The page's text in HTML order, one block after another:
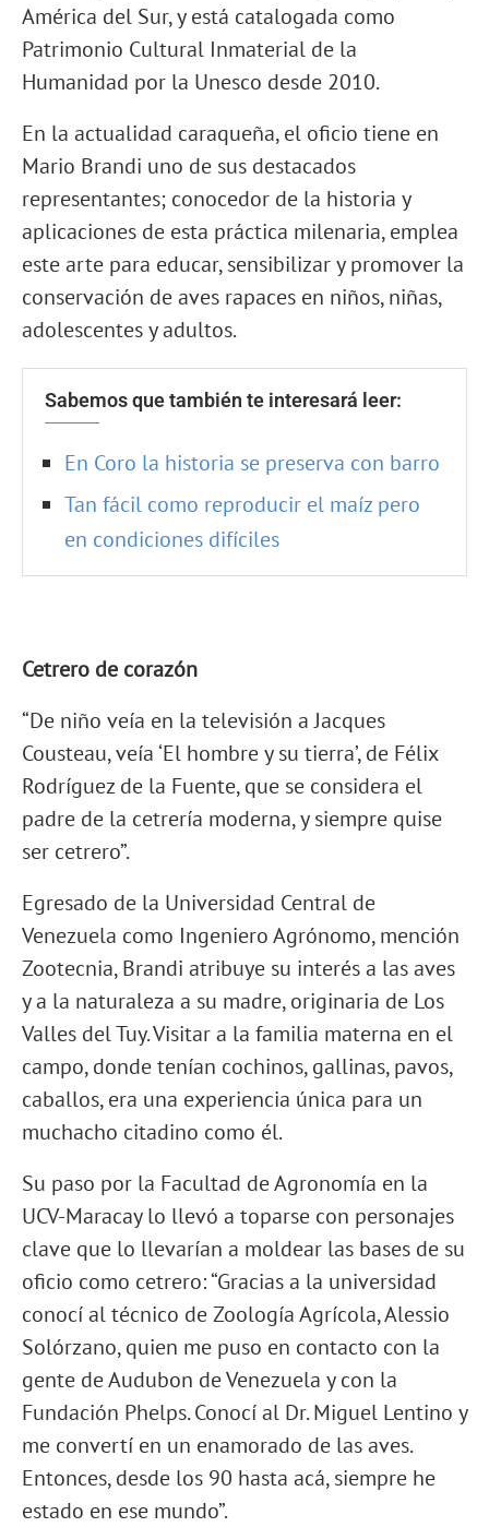
América del Sur, y está catalogada como
Patrimonio Cultural Inmaterial de la
Humanidad por la Unesco desde 2010.
En la actualidad caraqueña, el oficio tiene en
Mario Brandi uno de sus destacados
representantes; conocedor de la historia y
aplicaciones de esta práctica milenaria, emplea
este arte para educar, sensibilizar y promover la
conservación de aves rapaces en niños, niñas,
adolescentes y adultos.
Sabemos que también te interesará leer:
En Coro la historia se preserva con barro
Tan fácil como reproducir el maíz pero
en condiciones difíciles
Cetrero de corazón
“De niño veía en la televisión a Jacques
Cousteau, veía ‘El hombre y su tierra’, de Félix
Rodríguez de la Fuente, que se considera el
padre de la cetrería moderna, y siempre quise
ser cetrero”.
Egresado de la Universidad Central de
Venezuela como Ingeniero Agrónomo, mención
Zootecnia, Brandi atribuye su interés a las aves
y a la naturaleza a su madre, originaria de Los
Valles del Tuy. Visitar a la familia materna en el
campo, donde tenían cochinos, gallinas, pavos,
caballos, era una experiencia única para un
muchacho citadino como él.
Su paso por la Facultad de Agronomía en la
UCV-Maracay lo llevó a toparse con personajes
clave que lo llevarían a moldear las bases de su
oficio como cetrero: “Gracias a la universidad
conocí al técnico de Zoología Agrícola, Alessio
Solórzano, quien me puso en contacto con la
gente de Audubon de Venezuela y con la
Fundación Phelps. Conocí al Dr. Miguel Lentino y
me convertí en un enamorado de las aves.
Entonces, desde los 90 hasta acá, siempre he
estado en ese mundo”.